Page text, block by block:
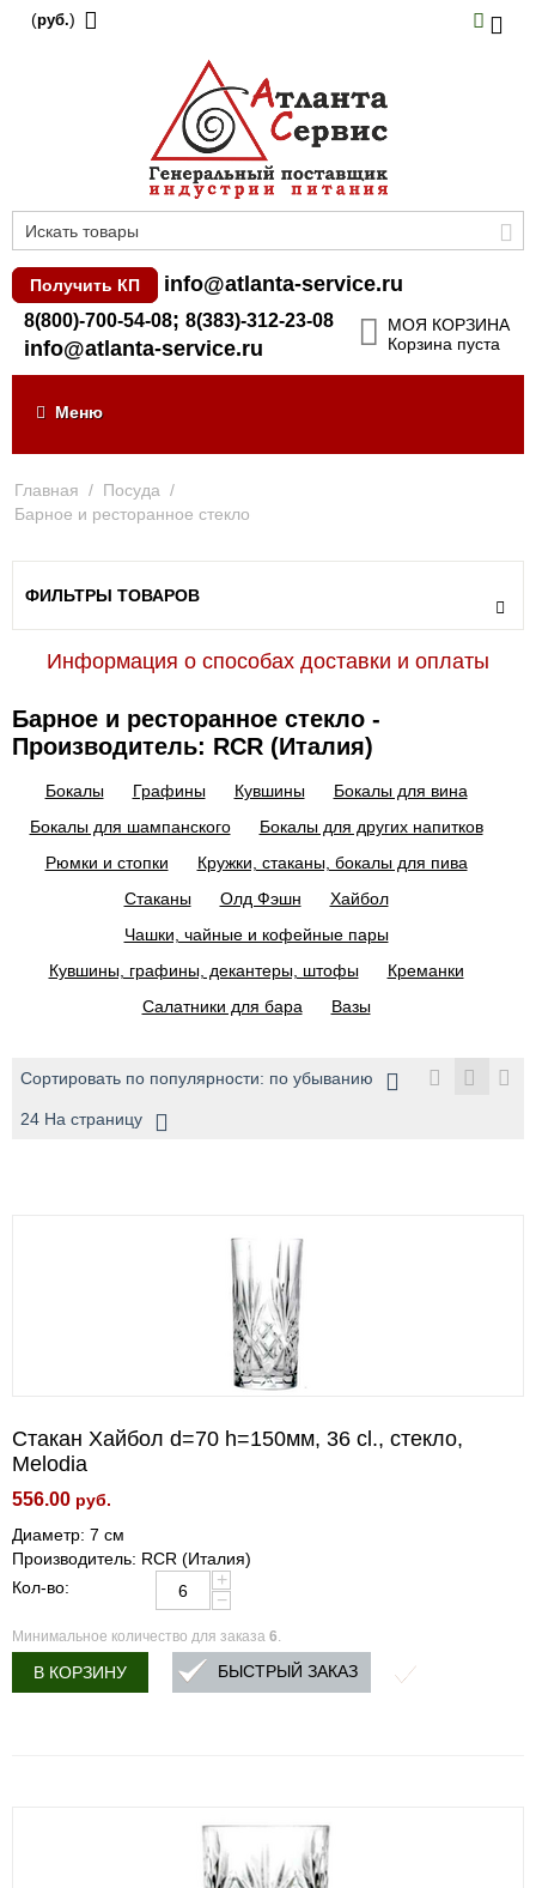
(руб.)
Получить КП info@atlanta-service.ru
8(800)-700-54-08; 8(383)-312-23-08
info@atlanta-service.ru
МОЯ КОРЗИНА
Корзина пуста
Меню
Главная / Посуда /
Барное и ресторанное стекло
ФИЛЬТРЫ ТОВАРОВ
Информация о способах доставки и оплаты
Барное и ресторанное стекло -
Производитель: RCR (Италия)
Бокалы Графины Кувшины
Бокалы для вина
Бокалы для шампанского
Бокалы для других напитков
Рюмки и стопки
Кружки, стаканы, бокалы для пива
Стаканы
Олд Фэшн
Хайбол
Чашки, чайные и кофейные пары
Кувшины, графины, декантеры, штофы
Креманки
Салатники для бара
Вазы
Сортировать по популярности: по убыванию
24 На страницу
Стакан Хайбол d=70 h=150мм, 36 cl., стекло,
Melodia
556.00 руб.
Диаметр: 7 см
Производитель: RCR (Италия)
Кол-во:
+
−
Минимальное количество для заказа 6.
В КОРЗИНУ БЫСТРЫЙ ЗАКАЗ